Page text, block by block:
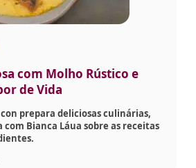
com Molho Rústico e
de Vida
prepara deliciosas culinárias,
Bianca Láua sobre as receitas